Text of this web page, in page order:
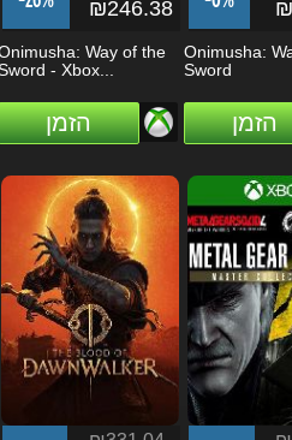
הזמן הזמן
-17%
₪331.04ils
₪273.57
The Blood of
-16%
METAL GEAR
MASTER